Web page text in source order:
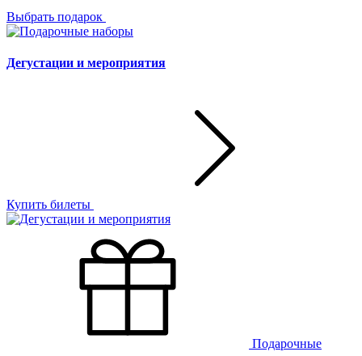
Выбрать подарок
Дегустации и мероприятия
Купить билеты
Подарочные